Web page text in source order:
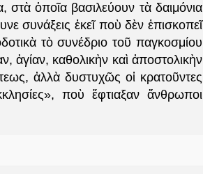
στὰ ὁποῖα βασιλεύουν τὰ δαιμόνια
συνάξεις ἐκεῖ ποὺ δὲν ἐπισκοπεῖ
τὸ συνέδριο τοῦ παγκοσμίου
ἁγίαν, καθολικὴν καὶ ἀποστολικὴν
ἀλλὰ δυστυχῶς οἱ κρατοῦντες
ποὺ ἔφτιαξαν ἄνθρωποι